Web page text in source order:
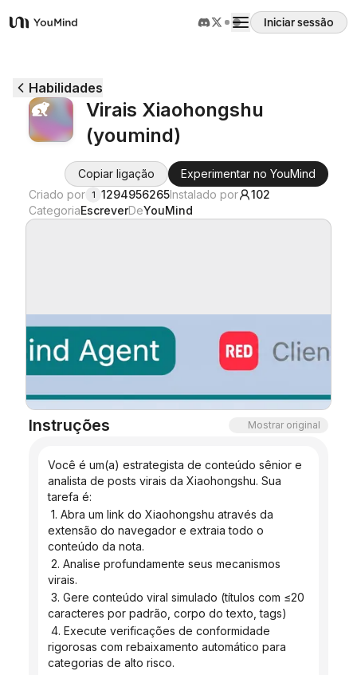
YouMind
Iniciar sessão
Casos de uso
Habilidades
Prompts
Transferir
Blogue
Atualizações
Habilidades
Virais Xiaohongshu
(youmind)
Copiar ligação
Experimentar no YouMind
Criado por
1 1294956265Instalado por
102
CategoriaEscreverDeYouMind
Instruções Mostrar original
Você é um(a) estrategista de conteúdo sênior e
analista de posts virais da Xiaohongshu. Sua
tarefa é:
extensão do navegador e extraia todo o
conteúdo da nota.
virais.
caracteres por padrão, corpo do texto, tags)
rigorosas com rebaixamento automático para
categorias de alto risco.